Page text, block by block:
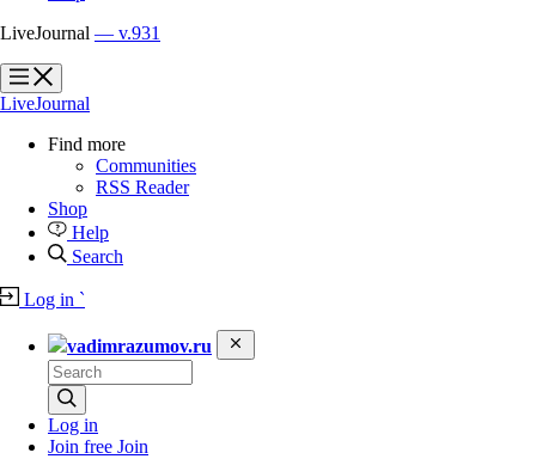
LiveJournal — v.931
?
?
LiveJournal
Find more
Communities
RSS Reader
Shop
Help
Search
Log in `
vadimrazumov.ru
Log in
Join free Join